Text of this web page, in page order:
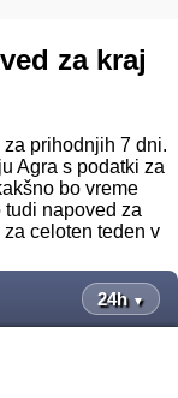
za kraj
prihodnjih 7 dni.
Agra s podatki za
bo vreme
napoved za
celoten teden v
24h ▼